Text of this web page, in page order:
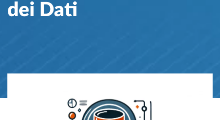
dei Dati